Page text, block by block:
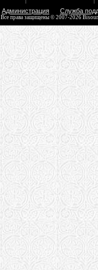
Администрация Служба
Все права защищены © 2007-2026